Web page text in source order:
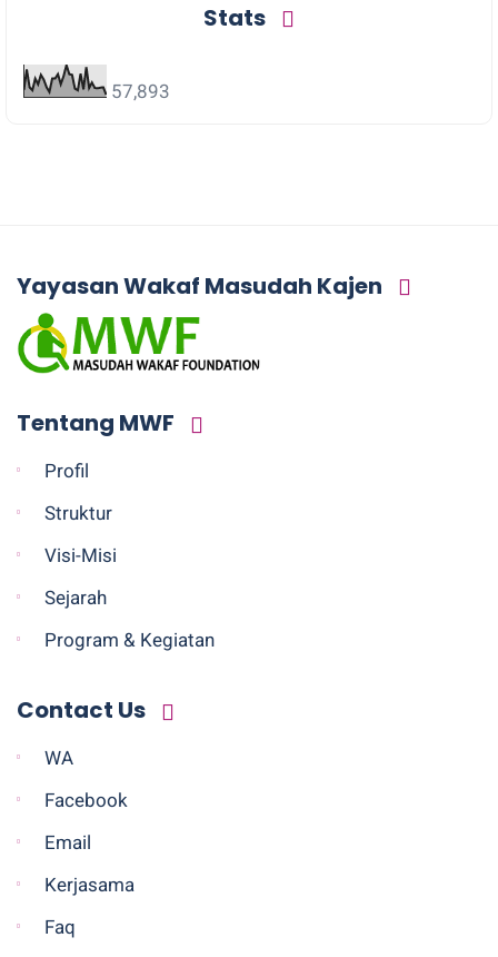
Stats
57,893
Yayasan Wakaf Masudah Kajen
Tentang MWF
Profil
Struktur
Visi-Misi
Sejarah
Program & Kegiatan
Contact Us
WA
Facebook
Email
Kerjasama
Faq